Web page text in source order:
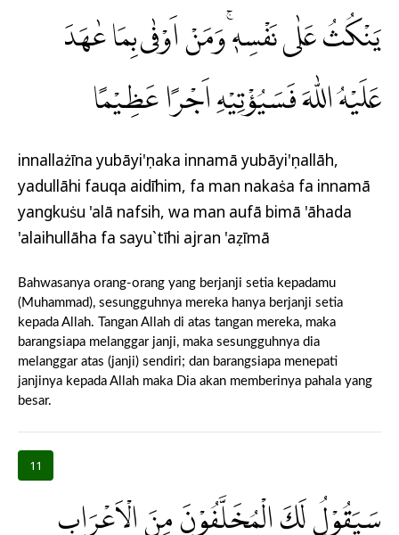
يَنْكُثُ عَلٰى نَفْسِهٖۚ وَمَنْ اَوْفٰى بِمَا عٰهَدَ
عَلَيْهُ اللّٰهَ فَسَيُؤْتِيْهِ اَجْرًا عَظِيْمًا
innallażīna yubāyi'ụnaka innamā yubāyi'ụnallāh,
yadullāhi fauqa aidīhim, fa man nakaṡa fa innamā
yangkuṡu 'alā nafsih, wa man aufā bimā 'āhada
'alaihullāha fa sayu`tīhi ajran 'aẓīmā
Bahwasanya orang-orang yang berjanji setia kepadamu
(Muhammad), sesungguhnya mereka hanya berjanji setia
kepada Allah. Tangan Allah di atas tangan mereka, maka
barangsiapa melanggar janji, maka sesungguhnya dia
melanggar atas (janji) sendiri; dan barangsiapa menepati
janjinya kepada Allah maka Dia akan memberinya pahala yang
besar.
11
سَيَقُوْلُ لَكَ الْمُخَلَّفُوْنَ مِنَ الْاَعْرَابِ